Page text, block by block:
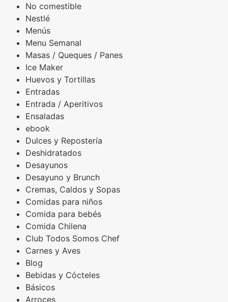
No comestible
Nestlé
Menús
Menu Semanal
Masas / Queques / Panes
Ice Maker
Huevos y Tortillas
Entradas
Entrada / Aperitivos
Ensaladas
ebook
Dulces y Repostería
Deshidratados
Desayunos
Desayuno y Brunch
Cremas, Caldos y Sopas
Comidas para niños
Comida para bebés
Comida Chilena
Club Todos Somos Chef
Carnes y Aves
Blog
Bebidas y Cócteles
Básicos
Arroces